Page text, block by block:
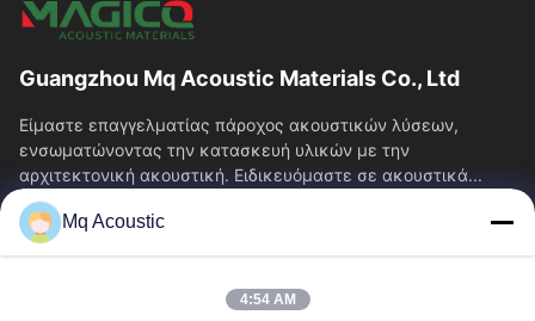
Guangzhou Mq Acoustic Materials Co., Ltd
Είμαστε επαγγελματίας πάροχος ακουστικών λύσεων,
ενσωματώνοντας την κατασκευή υλικών με την
αρχιτεκτονική ακουστική. Ειδικευόμαστε σε ακουστικά...
Γρήγορες Συνδέσεις
Σπίτι
Σχετικά Με Εμάς
Mq Acoustic
4:54 AM